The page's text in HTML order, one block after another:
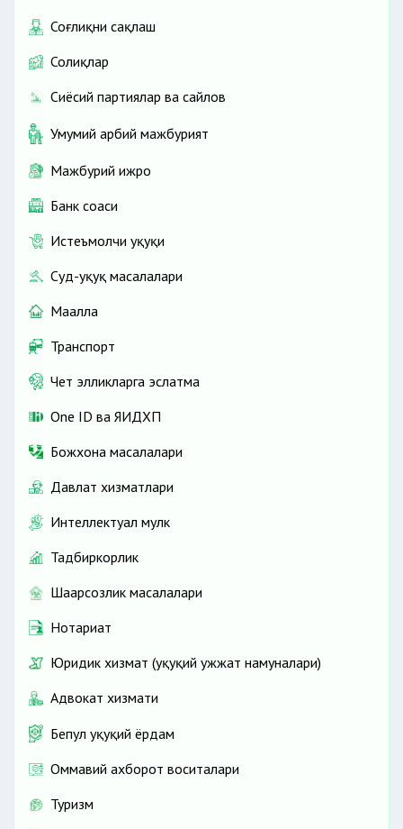
Соғлиқни сақлаш
Солиқлар
Сиёсий партиялар ва сайлов
Умумий ҳарбий мажбурият
Мажбурий ижро
Банк соҳаси
Истеъмолчи ҳуқуқи
Суд-ҳуқуқ масалалари
Маҳалла
Транспорт
Чет элликларга эслатма
One ID ва ЯИДХП
Божхона масалалари
Давлат хизматлари
Интеллектуал мулк
Тадбиркорлик
Шаҳарсозлик масалалари
Нотариат
Юридик хизмат (ҳуқуқий ҳужжат намуналари)
Адвокат хизмати
Бепул ҳуқуқий ёрдам
Оммавий ахборот воситалари
Туризм